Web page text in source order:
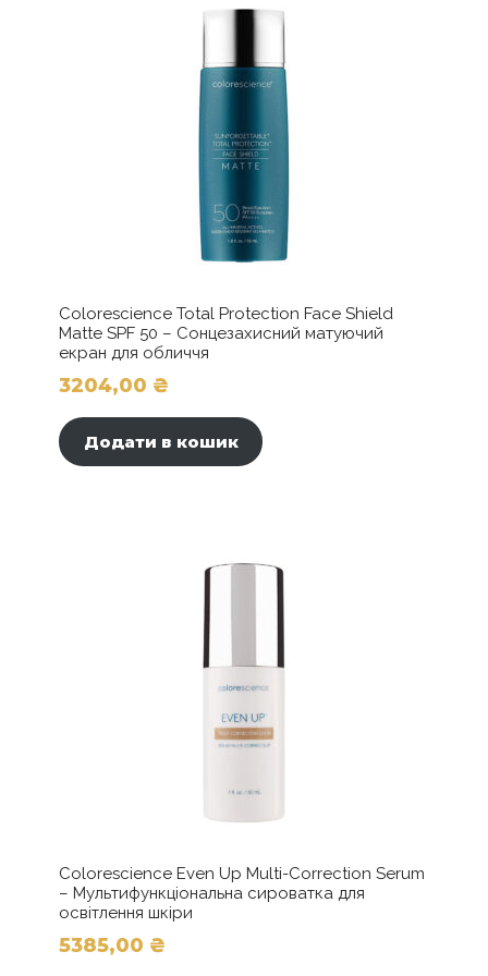
Stearate, C18-36 Acid Triglyceride, Polybutene,
PVP, Cetyl Palmitate, Candelilla Cera,
20, Cera Carnauba, Steareth-2, Xanthan Gum,
Aminomethyl Propanol, Panthenol, Biotin,
Calendula Officinalis Extract, Camelia Sinensis
Extract, Rosmarinus Officinalis Extract,
Phenylpropanol, Propanediol, Caprylyl Glycol,
Tocopherol, CI 77491, CI 77492, CI 77499, CI
Colorescience Total Protection Face Shield
Matte SPF 50 – Сонцезахисний матуючий
екран для обличчя
3204,00 ₴
Додати в кошик
Colorescience Even Up Multi-Correction Serum
– Мультифункціональна сироватка для
освітлення шкіри
5385,00 ₴